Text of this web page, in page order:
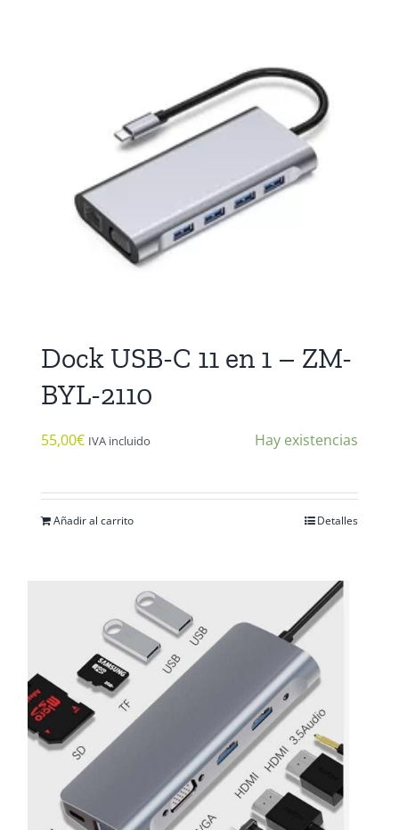
Dock USB-C 11 en 1 – ZM-
BYL-2110
55,00€ IVA incluido Hay existencias
Añadir al carrito Detalles